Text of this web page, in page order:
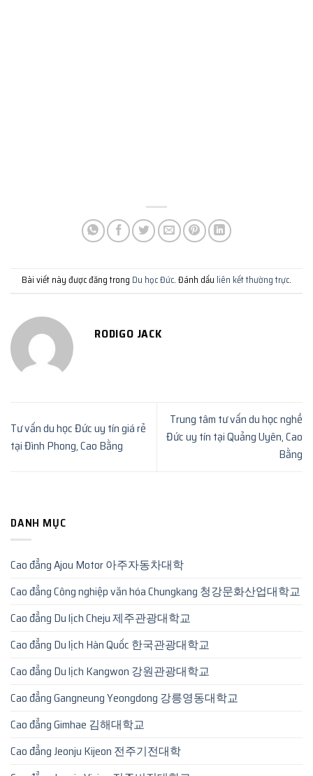
Bài viết này được đăng trong Du học Đức. Đánh dấu liên kết thường trực.
RODIGO JACK
Tư vấn du học Đức uy tín giá rẻ
tại Đình Phong, Cao Bằng
Trung tâm tư vấn du học nghề
Đức uy tín tại Quảng Uyên, Cao
Bằng
DANH MỤC
Cao đẳng Ajou Motor 아주자동차대학
Cao đẳng Công nghiệp văn hóa Chungkang 청강문화산업대학교
Cao đẳng Du lịch Cheju 제주관광대학교
Cao đẳng Du lịch Hàn Quốc 한국관광대학교
Cao đẳng Du lịch Kangwon 강원관광대학교
Cao đẳng Gangneung Yeongdong 강릉영동대학교
Cao đẳng Gimhae 김해대학교
Cao đẳng Jeonju Kijeon 전주기전대학